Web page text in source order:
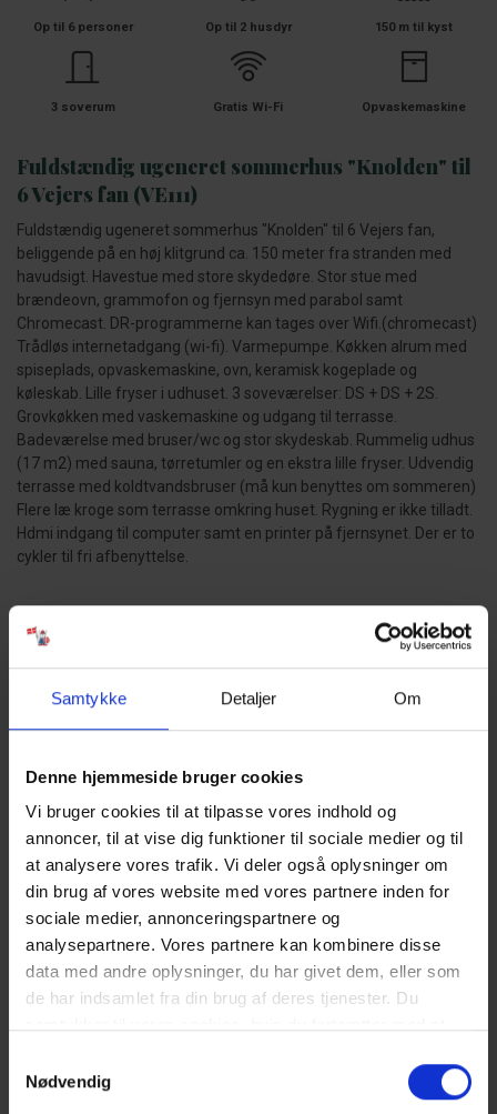
Samtykke Detaljer Om
Denne hjemmeside bruger cookies
Vi bruger cookies til at tilpasse vores indhold og
annoncer, til at vise dig funktioner til sociale medier og til
at analysere vores trafik. Vi deler også oplysninger om
din brug af vores website med vores partnere inden for
sociale medier, annonceringspartnere og
analysepartnere. Vores partnere kan kombinere disse
data med andre oplysninger, du har givet dem, eller som
de har indsamlet fra din brug af deres tjenester. Du
Nødvendig
Op til 6 personer Op til 2 husdyr 150 m til kyst
3 soverum Gratis Wi-Fi Opvaskemaskine
Fuldstændig ugeneret sommerhus "Knolden" til
6 Vejers fan (VE111)
Fuldstændig ugeneret sommerhus "Knolden" til 6 Vejers fan,
beliggende på en høj klitgrund ca. 150 meter fra stranden med
havudsigt. Havestue med store skydedøre. Stor stue med
brændeovn, grammofon og fjernsyn med parabol samt
Chromecast. DR-programmerne kan tages over Wifi.(chromecast)
Trådløs internetadgang (wi-fi). Varmepumpe. Køkken alrum med
spiseplads, opvaskemaskine, ovn, keramisk kogeplade og
køleskab. Lille fryser i udhuset. 3 soveværelser: DS + DS + 2S.
Grovkøkken med vaskemaskine og udgang til terrasse.
Badeværelse med bruser/wc og stor skydeskab. Rummelig udhus
(17 m2) med sauna, tørretumler og en ekstra lille fryser. Udvendig
terrasse med koldtvandsbruser (må kun benyttes om sommeren)
Flere læ kroge som terrasse omkring huset. Rygning er ikke tilladt.
Hdmi indgang til computer samt en printer på fjernsynet. Der er to
cykler til fri afbenyttelse.
HUSDYR:
GODT AT VIDE:
Ingen udlejning til ungdomsgrupper.
Terrasse.
Forbrug afregnes efter aflæsning.
Vandforbrug er inklusiv i prisen.
Rengøring er inklusiv i prisen.
3 soveværelser. 1 med dobbeltseng 140x200 cm. 1 med
dobbeltseng 160x200 cm. 1 med køjeseng
Det er muligt at låne barneseng og højstol fra kontoret.
Sengelinned er ikke inkluderet men kan tilkøbes.
Sauna.
Udendørs bruser.
NÆRMESTE INDKØB:
ferieboligen.